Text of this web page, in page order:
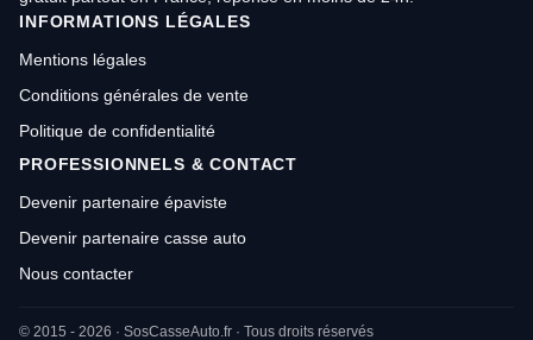
INFORMATIONS LÉGALES
Mentions légales
Conditions générales de vente
Politique de confidentialité
PROFESSIONNELS & CONTACT
Devenir partenaire épaviste
Devenir partenaire casse auto
Nous contacter
© 2015 - 2026 · SosCasseAuto.fr · Tous droits réservés